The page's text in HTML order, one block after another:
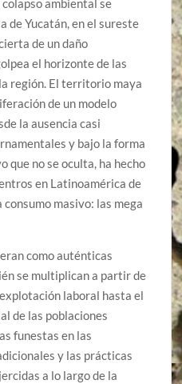
colapso ambiental se
de Yucatán, en el sureste
de un daño
el horizonte de las
región. El territorio maya
de un modelo
la ausencia casi
y bajo la forma
que no se oculta, ha hecho
en Latinoamérica de
masivo: las mega
como auténticas
se multiplican a partir de
laboral hasta el
de las poblaciones
funestas en las
y las prácticas
a lo largo de la